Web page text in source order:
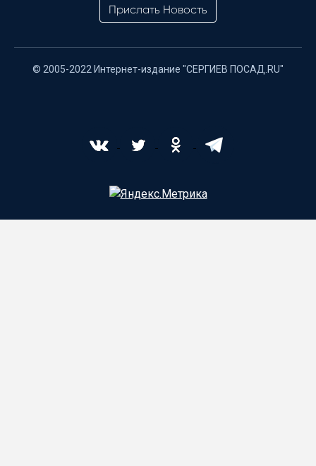
Прислать Новость
© 2005-2022 Интернет-издание "СЕРГИЕВ ПОСАД.RU"